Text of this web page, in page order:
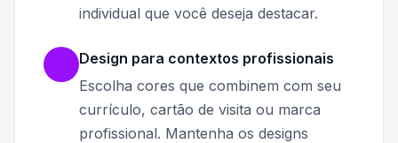
individual que você deseja destacar.
Design para contextos profissionais
Escolha cores que combinem com seu
currículo, cartão de visita ou marca
profissional. Mantenha os designs